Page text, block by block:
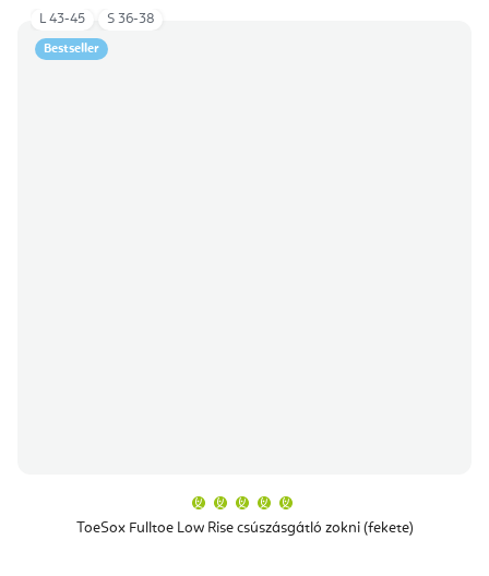
Bestseller
ToeSox Fulltoe Low Rise csúszásgátló zokni (fekete)
átlagos
értékelése
L 43-45 S 36-38